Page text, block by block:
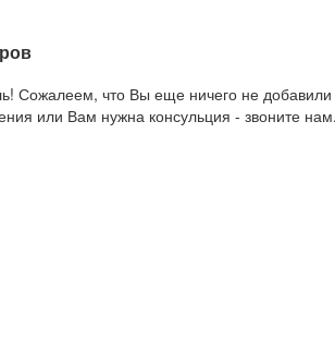
Сожалеем, что Вы еще ничего не добавили
или Вам нужна консульция - звоните